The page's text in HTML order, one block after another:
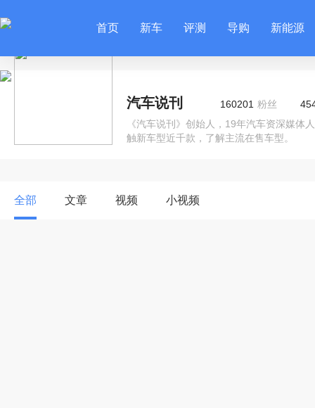
首页 新车 评测 导购 新能源
汽车说刊 160201 粉丝
《汽车说刊》创始人，19年汽车资深媒体
触新车型近千款，了解主流在售车型。
全部 文章 视频 小视频